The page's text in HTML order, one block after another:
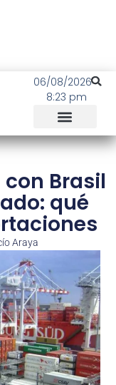
06/08/2026
8:23 pm
Brasil
qué
Araya